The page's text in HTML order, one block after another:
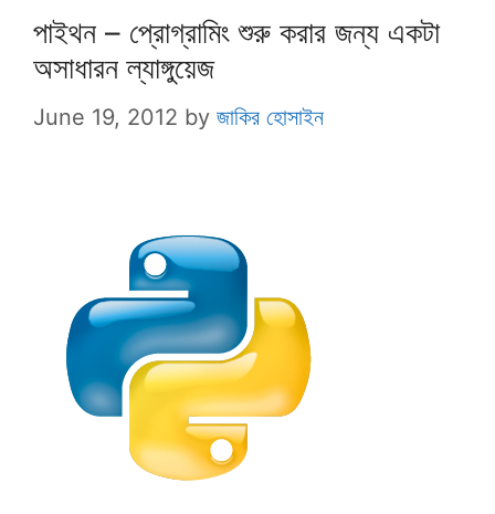
পাইথন – প্রোগ্রামিং শুরু করার জন্য একটা
অসাধারন ল্যাঙ্গুয়েজ
June 19, 2012 by জাকির হোসাইন